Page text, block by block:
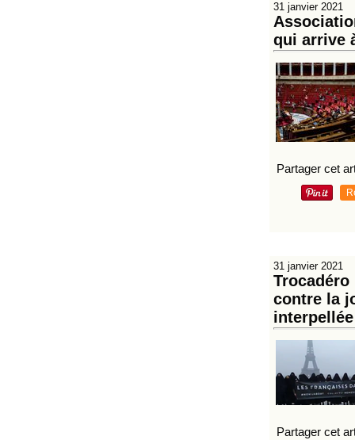
31 janvier 2021
qui arrive
Partager cet
31 janvier 2021
contre la
Partager cet